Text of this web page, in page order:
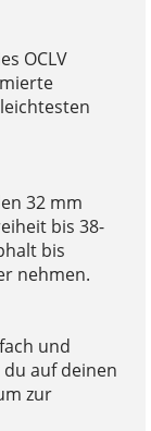
OCLV
32 mm
bis 38-
bis
nehmen.
und
auf deinen
zur